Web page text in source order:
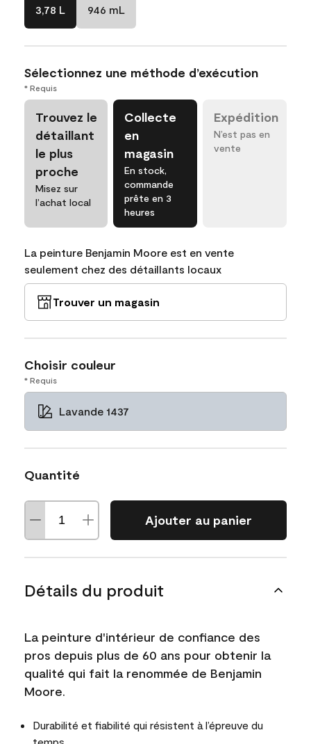
3,78 L 946 mL
Sélectionnez une méthode d’exécution
* Requis
Trouvez le
détaillant
le plus
proche
Misez sur
l’achat local
Collecte
en
magasin
En stock,
commande
prête en 3
heures
Expédition
N’est pas en
vente
La peinture Benjamin Moore est en vente
seulement chez des détaillants locaux
Trouver un magasin
Choisir couleur
* Requis
Lavande 1437
Quantité
Ajouter au panier
Détails du produit
La peinture d'intérieur de confiance des
pros depuis plus de 60 ans pour obtenir la
qualité qui fait la renommée de Benjamin
Moore.
Durabilité et fiabilité qui résistent à l’épreuve du
temps